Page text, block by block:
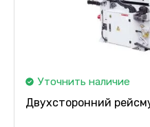
Уточнить наличие
Двухсторонний